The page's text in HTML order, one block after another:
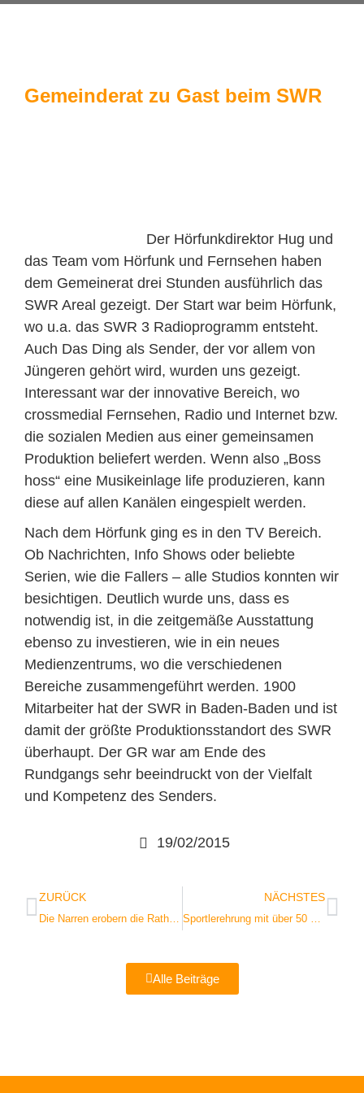
Gemeinderat zu Gast beim SWR
Der Hörfunkdirektor Hug und
das Team vom Hörfunk und Fernsehen haben
dem Gemeinerat drei Stunden ausführlich das
SWR Areal gezeigt. Der Start war beim Hörfunk,
wo u.a. das SWR 3 Radioprogramm entsteht.
Auch Das Ding als Sender, der vor allem von
Jüngeren gehört wird, wurden uns gezeigt.
Interessant war der innovative Bereich, wo
crossmedial Fernsehen, Radio und Internet bzw.
die sozialen Medien aus einer gemeinsamen
Produktion beliefert werden. Wenn also „Boss
hoss“ eine Musikeinlage life produzieren, kann
diese auf allen Kanälen eingespielt werden.
Nach dem Hörfunk ging es in den TV Bereich.
Ob Nachrichten, Info Shows oder beliebte
Serien, wie die Fallers – alle Studios konnten wir
besichtigen. Deutlich wurde uns, dass es
notwendig ist, in die zeitgemäße Ausstattung
ebenso zu investieren, wie in ein neues
Medienzentrums, wo die verschiedenen
Bereiche zusammengeführt werden. 1900
Mitarbeiter hat der SWR in Baden-Baden und ist
damit der größte Produktionsstandort des SWR
überhaupt. Der GR war am Ende des
Rundgangs sehr beeindruckt von der Vielfalt
und Kompetenz des Senders.
19/02/2015
ZURÜCK
Die Narren erobern die Rathausmacht
NÄCHSTES
Sportlerehrung mit über 50 Geehrten
Alle Beiträge